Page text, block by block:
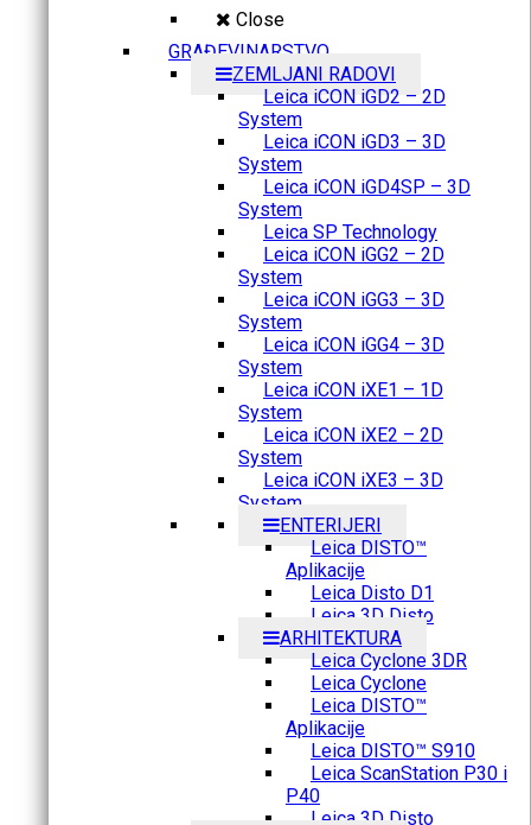
Close
GRAĐEVINARSTVO
ZEMLJANI RADOVI
Leica iCON iGD2 – 2D
System
Leica iCON iGD3 – 3D
System
Leica iCON iGD4SP – 3D
System
Leica SP Technology
Leica iCON iGG2 – 2D
System
Leica iCON iGG3 – 3D
System
Leica iCON iGG4 – 3D
System
Leica iCON iXE1 – 1D
System
Leica iCON iXE2 – 2D
System
Leica iCON iXE3 – 3D
System
ENTERIJERI
Leica DISTO™
Aplikacije
Leica Disto D1
Leica 3D Disto
ARHITEKTURA
Leica Cyclone 3DR
Leica Cyclone
Leica DISTO™
Aplikacije
Leica DISTO™ S910
Leica ScanStation P30 i
P40
Leica 3D Disto